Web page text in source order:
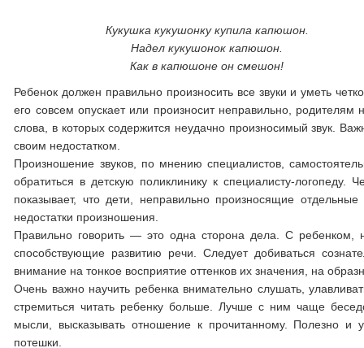
Кукушка кукушонку купила капюшон.
Надел кукушонок капюшон.
Как в капюшоне он смешон!
Ребенок должен правильно произносить все звуки и уметь
его совсем опускает или произносит неправильно, родителям
слова, в которых содержится неудачно произносимый звук.
своим недостатком.
Произношение звуков, по мнению специалистов,
обратиться в детскую поликлинику к специалисту-
показывает, что дети, неправильно произносящие
недостатки произношения.
Правильно говорить — это одна сторона дела. С
способствующие развитию речи. Следует добиваться
внимание на тонкое восприятие оттенков их значения, на
Очень важно научить ребенка внимательно слушать,
стремиться читать ребенку больше. Лучше с ним чаще
мысли, высказывать отношение к прочитанному. Полезно и
потешки.